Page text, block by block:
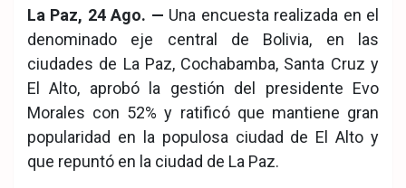
ook
tsA
pp
La Paz, 24 Ago. — Una encuesta realizada en el
denominado eje central de Bolivia, en las
ciudades de La Paz, Cochabamba, Santa Cruz y
El Alto, aprobó la gestión del presidente Evo
Morales con 52% y ratificó que mantiene gran
popularidad en la populosa ciudad de El Alto y
que repuntó en la ciudad de La Paz.